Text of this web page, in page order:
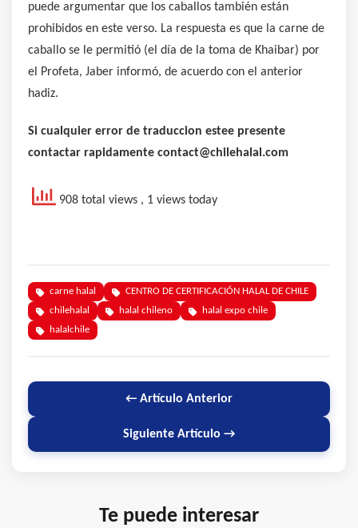
puede argumentar que los caballos también están
prohibidos en este verso. La respuesta es que la carne de
caballo se le permitió (el día de la toma de Khaibar) por
el Profeta, Jaber informó, de acuerdo con el anterior
hadiz.
Si cualquier error de traduccion estee presente
contactar rapidamente contact@chilehalal.com
908 total views , 1 views today
carne halal
CENTRO DE CERTIFICACIÓN HALAL DE CHILE
chilehalal
halal chileno
halal expo chile
halalchile
← Artículo Anterior
Siguiente Artículo →
Te puede interesar